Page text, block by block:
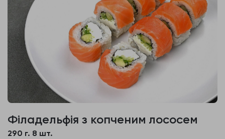
Філадельфія з копченим лососем
290 г. 8 шт.